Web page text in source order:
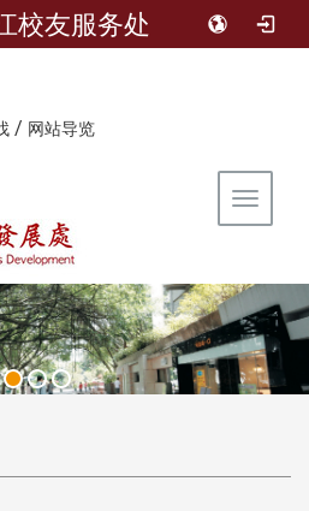
校友服务处
/ 网站导览
Toggle